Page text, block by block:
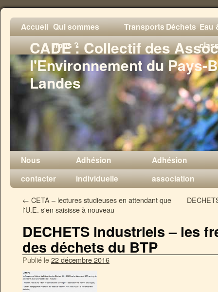
CADE : Collectif des
l'Environnement du Pays-
Landes
Accueil Qui sommes
nous ?
TransportsDéchets Eau
Nous
contacter
Adhésion
individuelle
Adhésion
association
← CETA – lectures studieuses en attendant que
l'U.E. s'en saisisse à nouveau
DECHETS industriels – les
des déchets du BTP
Publié le22 décembre 2016